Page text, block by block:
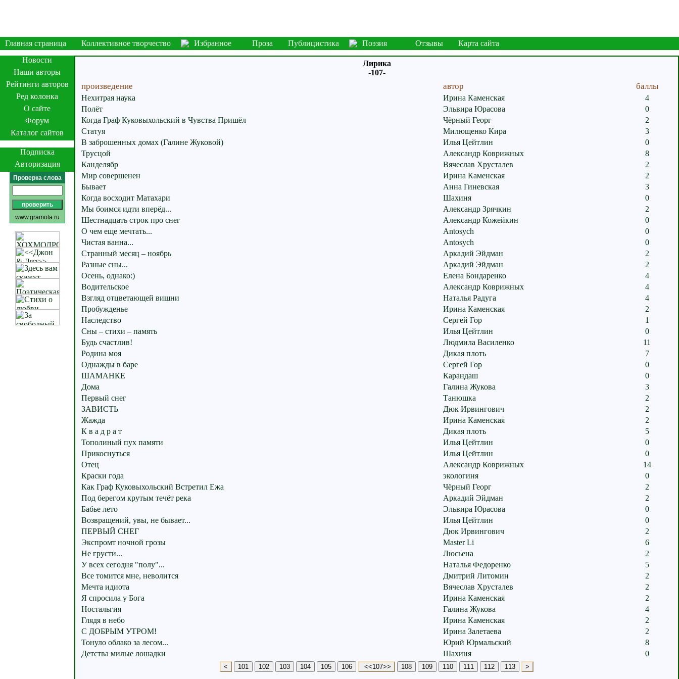
Главная страница Коллективное творчество Избранное Проза Публицистика Поэзия Отзывы
Карта сайта
Новости
Наши авторы
Рейтинги авторов
Ред колонка
О сайте
Форум
Каталог сайтов
Подписка
Авторизация
Проверка слова
www.gramota.ru
Лирика
-107-
произведение автор баллы
Нехитрая наука Ирина Каменская
4
Полёт
Эльвира Юрасова
0
Когда Граф Куковыхольский в Чувства Пришёл
Чёрный Георг
2
Статуя
Милющенко Кира
3
В заброшенных домах (Галине Жуковой)
Илья Цейтлин
0
Трусцой
Александр Коврижных
8
Канделябр
Вячеслав Хрусталев
2
Мир совершенен
Ирина Каменская
2
Бывает
Анна Гиневская
3
Когда восходит Матахари
Шахиня
0
Мы боимся идти вперёд...
Александр Зрячкин
2
Шестнадцать строк про снег
Александр Кожейкин
0
О чем еще мечтать...
Antosych
0
Чистая ванна...
Antosych
0
Странный месяц – ноябрь
Аркадий Эйдман
2
Разные сны...
Аркадий Эйдман
2
Осень, однако:)
Елена Бондаренко
4
Водительское
Александр Коврижных
4
Взгляд отцветающей вишни
Наталья Радуга
4
Пробужденье
Ирина Каменская
2
Наследство
Сергей Гор
1
Сны – стихи – память
Илья Цейтлин
0
Будь счастлив!
Людмила Василенко
11
Родина моя
Дикая плоть
7
Однажды в баре
Сергей Гор
0
ШАМАНКЕ
Карандаш
0
Дома
Галина Жукова
3
Первый снег
Танюшка
2
ЗАВИСТЬ
Дюк Ирвингович
2
Жажда
Ирина Каменская
2
К в а д р а т
Дикая плоть
5
Тополиный пух памяти
Илья Цейтлин
0
Прикоснуться
Илья Цейтлин
0
Отец
Александр Коврижных
14
Краски года
экологиня
0
Как Граф Куковыхольский Встретил Ежа
Чёрный Георг
2
Под берегом крутым течёт река
Аркадий Эйдман
2
Бабье лето
Эльвира Юрасова
0
Возвращений, увы, не бывает...
Илья Цейтлин
0
ПЕРВЫЙ СНЕГ
Дюк Ирвингович
2
Экспромт ночной грозы
Master Li
6
Не грусти...
Люсьена
2
У всех сегодня "полу"...
Наталья Федоренко
5
Все томится мне, неволится
Дмитрий Литомин
2
Мечта идиота
Вячеслав Хрусталев
2
Я спросила у Бога
Ирина Каменская
2
Ностальгия
Галина Жукова
4
Глядя в небо
Ирина Каменская
2
С ДОБРЫМ УТРОМ!
Ирина Залетаева
2
Тонуло облако за лесом...
Юрий Юрмальский
8
Детства милые лошадки
Шахиня 0